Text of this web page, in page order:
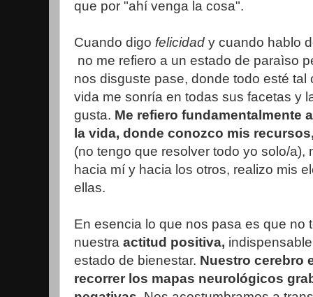
que por "ahí venga la cosa".
Cuando digo felicidad y cuando hablo
no me refiero a un estado de paraìso
nos disguste pase, donde todo esté tal
vida me sonría en todas sus facetas y
gusta. Me refiero fundamentalmente
la vida, donde conozco mis
(no tengo que resolver todo yo solo/a),
hacia mí y hacia los otros, realizo mis
ellas.
En esencia lo que nos pasa es que no
nuestra actitud positiva,
estado de bienestar. Nuestro cerebro
recorrer los mapas neurológicos